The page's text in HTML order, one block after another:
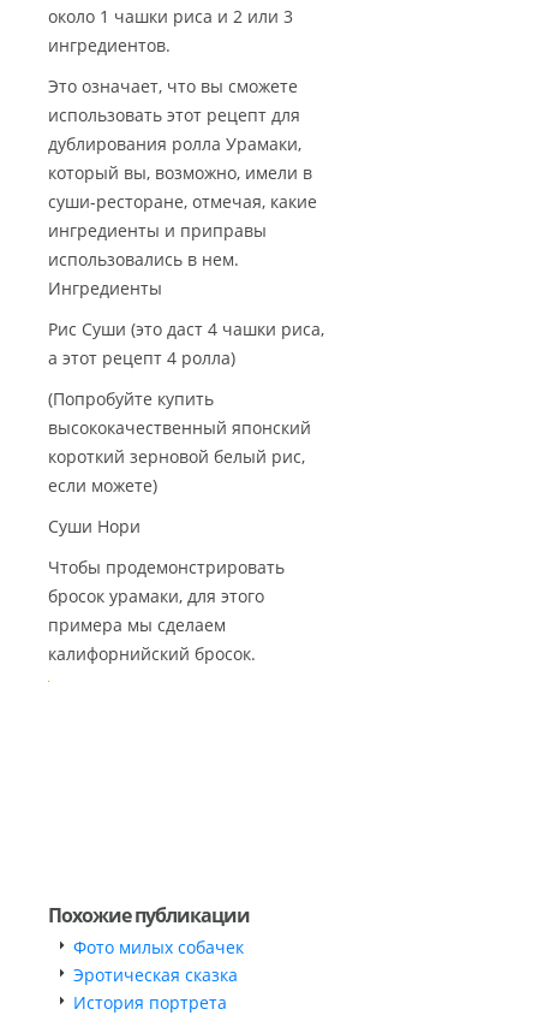
около 1 чашки риса и 2 или 3
ингредиентов.
Это означает, что вы сможете
использовать этот рецепт для
дублирования ролла Урамаки,
который вы, возможно, имели в
суши-ресторане, отмечая, какие
ингредиенты и приправы
использовались в нем.
Ингредиенты
Рис Суши (это даст 4 чашки риса,
а этот рецепт 4 ролла)
(Попробуйте купить
высококачественный японский
короткий зерновой белый рис,
если можете)
Суши Нори
Чтобы продемонстрировать
бросок урамаки, для этого
примера мы сделаем
калифорнийский бросок.
Похожие публикации
Фото милых собачек
Эротическая сказка
История портрета